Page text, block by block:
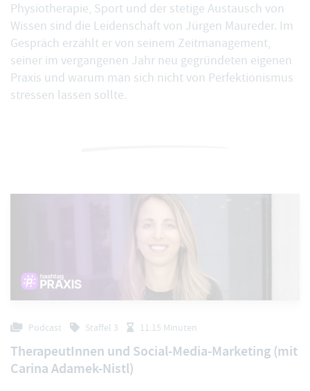
Physiotherapie, Sport und der stetige Austausch von
Wissen sind die Leidenschaft von Jürgen Maureder. Im
Gespräch erzählt er von seinem Zeitmanagement,
seiner im vergangenen Jahr neu gegründeten eigenen
Praxis und warum man sich nicht von Perfektionismus
stressen lassen sollte.
Podcast Staffel 3 11:15 Minuten
TherapeutInnen und Social-Media-Marketing (mit
Carina Adamek-Nistl)